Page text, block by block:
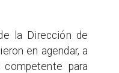
la Dirección de
en agendar, a
competente para